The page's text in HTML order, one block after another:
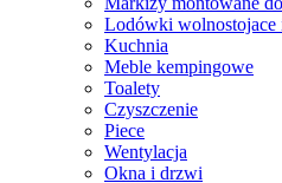
Lodówki wolnostojace
Kuchnia
Meble kempingowe
Toalety
Czyszczenie
Piece
Wentylacja
Okna i drzwi